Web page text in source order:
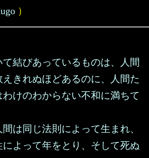
）
結びあっているものは、人間
えきれぬほどあるのに、人間た
わけのわからない不和に満ちて
は同じ法則によって生まれ、
によって年をとり、そして死ぬ